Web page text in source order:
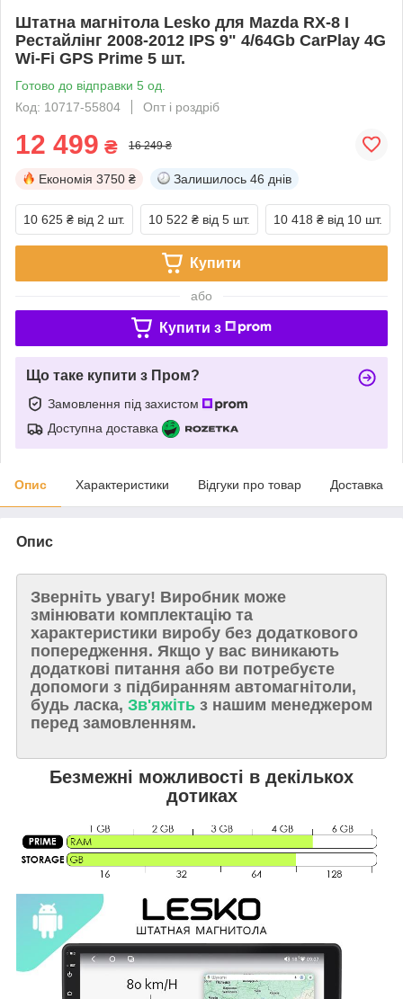
Штатна магнітола Lesko для Mazda RX-8 I
Рестайлінг 2008-2012 IPS 9" 4/64Gb CarPlay 4G
Wi-Fi GPS Prime 5 шт.
Готово до відправки 5 од.
Код: 10717-55804
Опт і роздріб
12 499 ₴ 16 249 ₴
Економія 3750 ₴ Залишилось 46 днів
10 625 ₴ від 2 шт. 10 522 ₴ від 5 шт. 10 418 ₴ від 10 шт.
Купити
або
Купити з
Що таке купити з Пром?
Замовлення під захистом
Доступна доставка
Опис Характеристики Відгуки про товар Доставка
Опис
Зверніть увагу! Виробник може
змінювати комплектацію та
характеристики виробу без додаткового
попередження. Якщо у вас виникають
додаткові питання або ви потребуєте
допомоги з підбиранням автомагнітоли,
будь ласка, Зв'яжіть з нашим менеджером
перед замовленням.
Безмежні можливості в декількох
дотиках